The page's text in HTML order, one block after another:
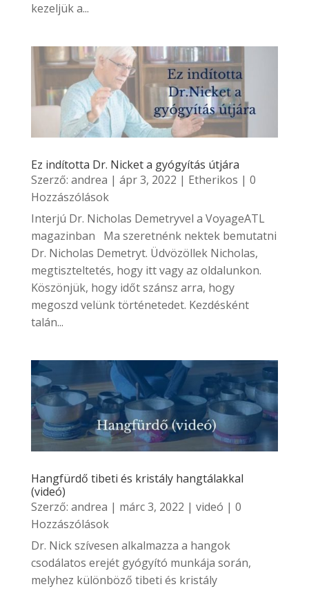
kezeljük a...
Ez indította Dr. Nicket a gyógyítás útjára
Szerző: andrea | ápr 3, 2022 | Etherikos | 0
Hozzászólások
Interjú Dr. Nicholas Demetryvel a VoyageATL
magazinban Ma szeretnénk nektek bemutatni
Dr. Nicholas Demetryt. Üdvözöllek Nicholas,
megtiszteltetés, hogy itt vagy az oldalunkon.
Köszönjük, hogy időt szánsz arra, hogy
megoszd velünk történetedet. Kezdésként
talán...
Hangfürdő tibeti és kristály hangtálakkal
(videó)
Szerző: andrea | márc 3, 2022 | videó | 0
Hozzászólások
Dr. Nick szívesen alkalmazza a hangok
csodálatos erejét gyógyító munkája során,
melyhez különböző tibeti és kristály